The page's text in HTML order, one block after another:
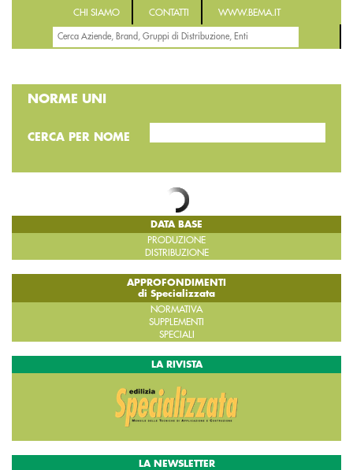
CHI SIAMO CONTATTI WWW.BEMA.IT
NORME UNI
CERCA PER NOME
DATA BASE
PRODUZIONE
DISTRIBUZIONE
APPROFONDIMENTI
di Specializzata
NORMATIVA
SUPPLEMENTI
SPECIALI
LA RIVISTA
LA NEWSLETTER